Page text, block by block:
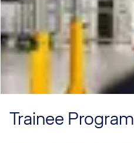
Trainee Program